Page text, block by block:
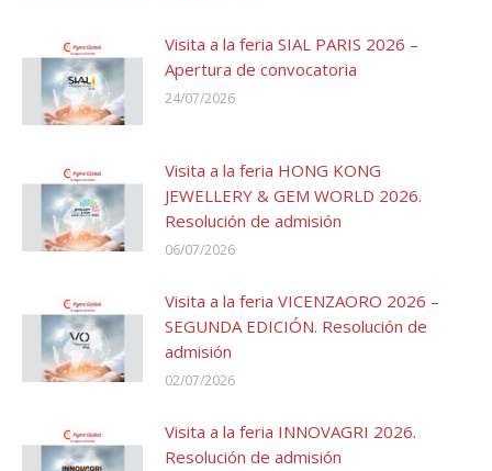
Visita a la feria SIAL PARIS 2026 –
Apertura de convocatoria
24/07/2026
Visita a la feria HONG KONG
JEWELLERY & GEM WORLD 2026.
Resolución de admisión
06/07/2026
Visita a la feria VICENZAORO 2026 –
SEGUNDA EDICIÓN. Resolución de
admisión
02/07/2026
Visita a la feria INNOVAGRI 2026.
Resolución de admisión